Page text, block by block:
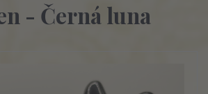
- Černá luna